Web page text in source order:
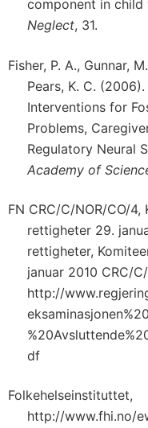
component in child
Neglect, 31.
Fisher, P. A., Gunnar,
Pears, K. C.
Interventions for
Problems,
Regulatory Neural
Academy of
FN CRC/C/NOR/CO/
rettigheter 29.
rettigheter,
januar 2010 CRC/
http://
df
Folkehelseinstituttet,
http://www.fhi.no/